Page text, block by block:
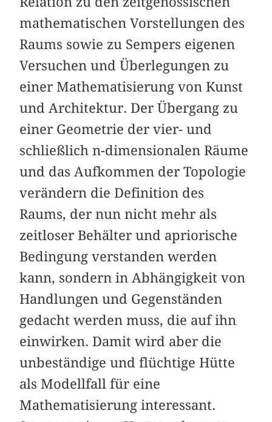
mathematischen Vorstellungen des
Raums sowie zu Sempers eigenen
Versuchen und Überlegungen zu
einer Mathematisierung von Kunst
und Architektur. Der Übergang zu
einer Geometrie der vier- und
schließlich n-dimensionalen Räume
und das Aufkommen der Topologie
verändern die Definition des
Raums, der nun nicht mehr als
zeitloser Behälter und apriorische
Bedingung verstanden werden
kann, sondern in Abhängigkeit von
Handlungen und Gegenständen
gedacht werden muss, die auf ihn
einwirken. Damit wird aber die
unbeständige und flüchtige Hütte
als Modellfall für eine
Mathematisierung interessant.